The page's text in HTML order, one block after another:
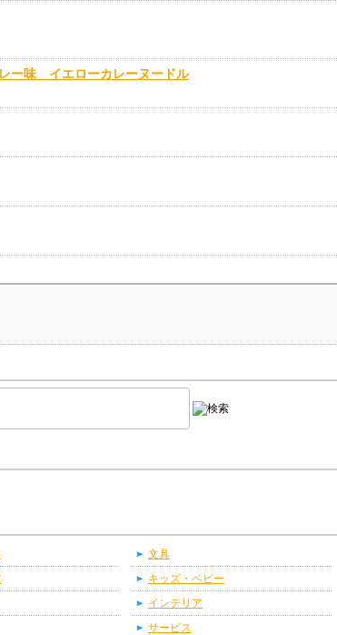
ー味 イエローカレーヌードル
文具
キッズ・ベビー
インテリア
サービス